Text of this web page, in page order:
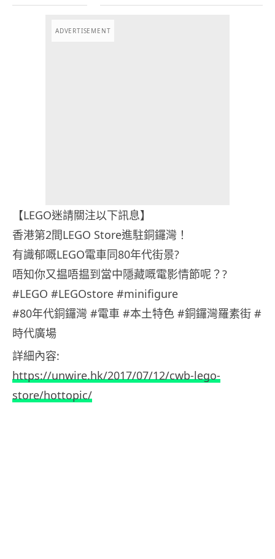
ADVERTISEMENT
【LEGO迷請關注以下訊息】
香港第2間LEGO Store進駐銅鑼灣！
有識郁嘅LEGO電車同80年代街景?
唔知你又揾唔揾到當中隱藏嘅電影情節呢？?
#LEGO #LEGOstore #minifigure
#80年代銅鑼灣 #電車 #本土特色 #銅鑼灣羅素街 #
時代廣場
詳細內容:
https://unwire.hk/2017/07/12/cwb-lego-
store/hottopic/